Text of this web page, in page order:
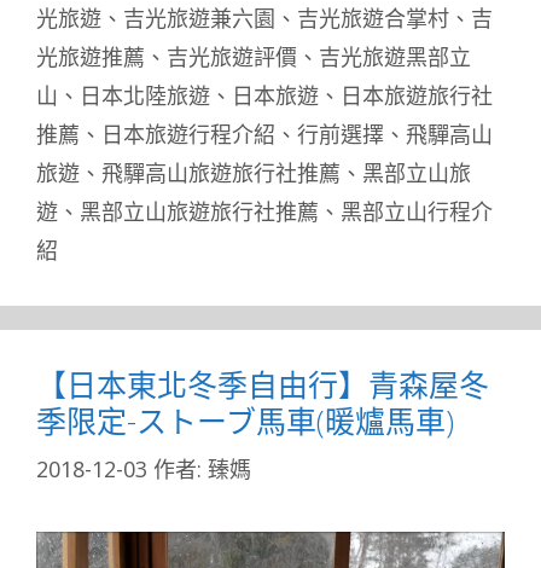
光旅遊 、 吉光旅遊兼六園 、 吉光旅遊合掌村 、 吉
光旅遊推薦 、 吉光旅遊評價 、 吉光旅遊黑部立
山 、 日本北陸旅遊 、 日本旅遊 、 日本旅遊旅行社
推薦 、 日本旅遊行程介紹 、 行前選擇 、 飛驒高山
旅遊 、 飛驒高山旅遊旅行社推薦 、 黑部立山旅
遊 、 黑部立山旅遊旅行社推薦 、 黑部立山行程介
紹
【日本東北冬季自由行】青森屋冬
季限定-ストーブ馬車(暖爐馬車)
2018-12-03 作者: 臻媽